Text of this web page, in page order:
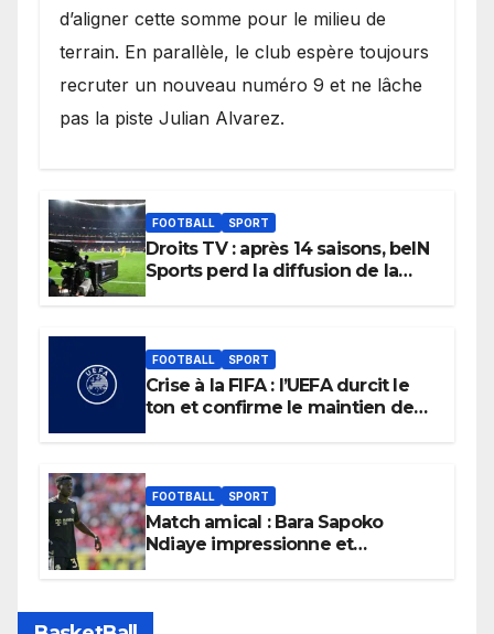
d’aligner cette somme pour le milieu de
terrain. En parallèle, le club espère toujours
recruter un nouveau numéro 9 et ne lâche
pas la piste Julian Alvarez.
FOOTBALL SPORT
Droits TV : après 14 saisons, beIN
Sports perd la diffusion de la
FOOTBALL SPORT
Crise à la FIFA : l’UEFA durcit le
ton et confirme le maintien de
FOOTBALL SPORT
Match amical : Bara Sapoko
Ndiaye impressionne et